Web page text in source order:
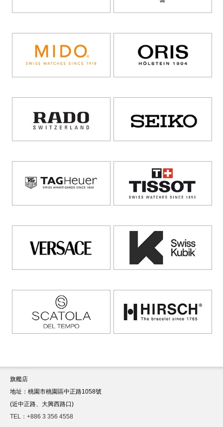
旗艦店
地址：桃園市桃園區中正路1058號
(近中正路、大興西路口)
TEL：+886 3 356 4558